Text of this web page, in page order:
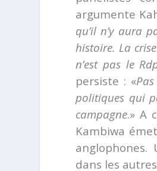
argumente
qu’il n’y aura
histoire. La
n’est pas le
persiste : «
politiques qui
campagne.» A
Kambiwa
dans les